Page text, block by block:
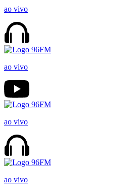
ao vivo
ao vivo
ao vivo
ao vivo